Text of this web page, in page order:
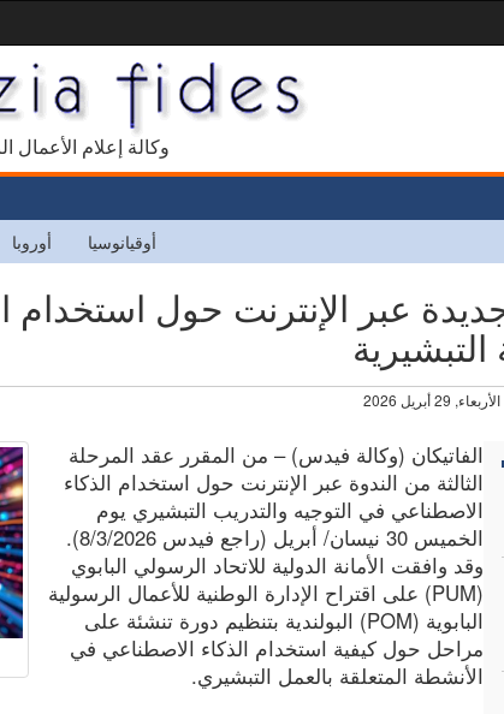
1927 وكالة إعلام
أوروبا أوقيانوسيا
عبر الإنترنت حول استخدام
الأربعاء, 29 أبريل 2026
الفاتيكان (وكالة فيدس) – من المقرر عقد المرحلة
الثالثة من الندوة عبر الإنترنت حول استخدام الذكاء
الاصطناعي في التوجيه والتدريب التبشيري يوم
الخميس 30 نيسان/ أبريل (راجع فيدس 8/3/2026).
وقد وافقت الأمانة الدولية للاتحاد الرسولي البابوي
(PUM) على اقتراح الإدارة الوطنية للأعمال الرسولية
البابوية (POM) البولندية بتنظيم دورة تنشئة على
مراحل حول كيفية استخدام الذكاء الاصطناعي في
الأنشطة المتعلقة بالعمل التبشيري.